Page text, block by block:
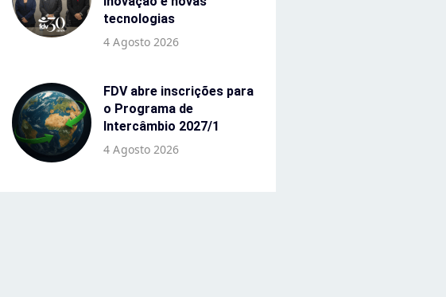
tecnologias
4 Agosto 2026
FDV abre inscrições para
o Programa de
Intercâmbio 2027/1
4 Agosto 2026